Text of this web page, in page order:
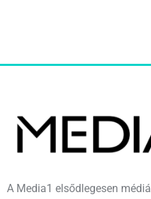
A Media1 elsődlegesen